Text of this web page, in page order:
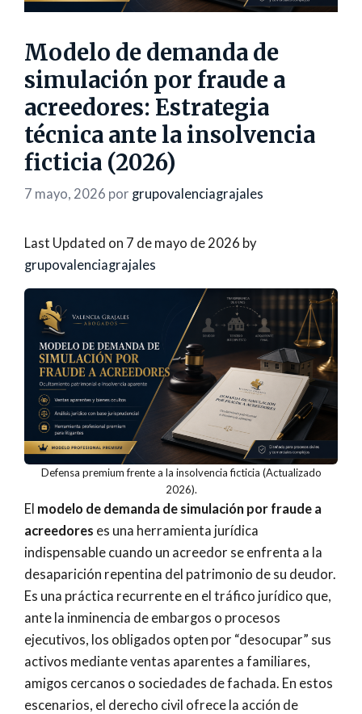
Modelo de demanda de
simulación por fraude a
acreedores: Estrategia
técnica ante la insolvencia
ficticia (2026)
7 mayo, 2026 por grupovalenciagrajales
Last Updated on 7 de mayo de 2026 by
grupovalenciagrajales
Defensa premium frente a la insolvencia ficticia (Actualizado
2026).
El modelo de demanda de simulación por fraude a
acreedores es una herramienta jurídica
indispensable cuando un acreedor se enfrenta a la
desaparición repentina del patrimonio de su deudor.
Es una práctica recurrente en el tráfico jurídico que,
ante la inminencia de embargos o procesos
ejecutivos, los obligados opten por “desocupar” sus
activos mediante ventas aparentes a familiares,
amigos cercanos o sociedades de fachada. En estos
escenarios, el derecho civil ofrece la acción de